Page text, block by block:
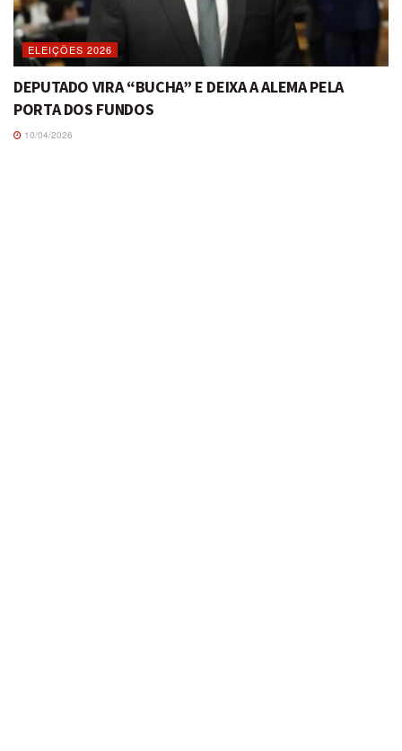
ELEIÇÕES 2026
DEPUTADO VIRA “BUCHA” E DEIXA A ALEMA PELA
PORTA DOS FUNDOS
10/04/2026